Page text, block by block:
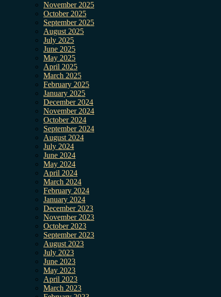
November 2025
October 2025
September 2025
August 2025
July 2025
June 2025
May 2025
April 2025
March 2025
February 2025
January 2025
December 2024
November 2024
October 2024
September 2024
August 2024
July 2024
June 2024
May 2024
April 2024
March 2024
February 2024
January 2024
December 2023
November 2023
October 2023
September 2023
August 2023
July 2023
June 2023
May 2023
April 2023
March 2023